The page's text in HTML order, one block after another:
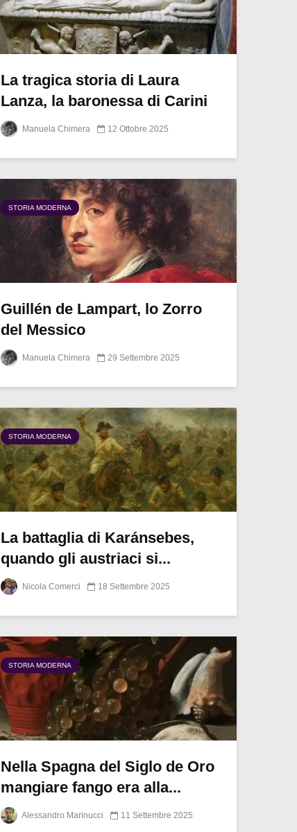
La tragica storia di Laura
Lanza, la baronessa di Carini
Manuela Chimera 12 Ottobre 2025
STORIA MODERNA
Guillén de Lampart, lo Zorro
del Messico
Manuela Chimera 29 Settembre 2025
STORIA MODERNA
La battaglia di Karánsebes,
quando gli austriaci si...
Nicola Comerci 18 Settembre 2025
STORIA MODERNA
Nella Spagna del Siglo de Oro
mangiare fango era alla...
Alessandro Marinucci 11 Settembre 2025